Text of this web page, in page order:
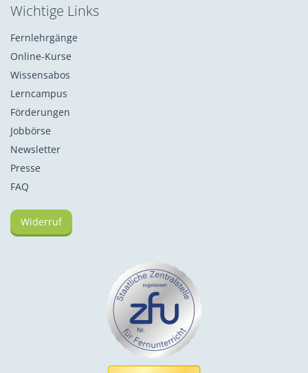
Wichtige Links
Fernlehrgänge
Online-Kurse
Wissensabos
Lerncampus
Förderungen
Jobbörse
Newsletter
Presse
FAQ
Widerruf